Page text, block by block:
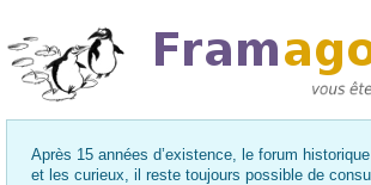
Après 15 années d’existence, le forum
et les curieux, il reste toujours possible de